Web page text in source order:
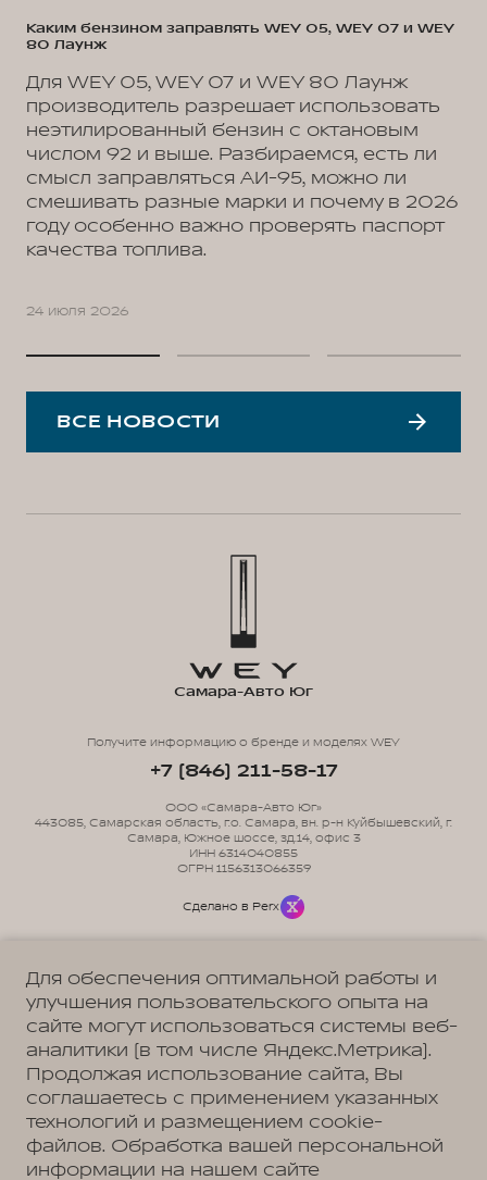
Каким бензином заправлять WEY 05, WEY 07 и WEY
80 Лаунж
Для WEY 05, WEY 07 и WEY 80 Лаунж
производитель разрешает использовать
неэтилированный бензин с октановым
числом 92 и выше. Разбираемся, есть ли
смысл заправляться АИ-95, можно ли
смешивать разные марки и почему в 2026
году особенно важно проверять паспорт
качества топлива.
24 июля 2026
ВСЕ НОВОСТИ
Политика обработки персональных данных
Согласие на коммуникацию
Согласие на предоставление персональных данных третьим лицам
Согласие на обработку ПД
Самара-Авто Юг
Получите информацию о бренде и моделях WEY
+7 (846) 211-58-17
ООО «Самара-Авто Юг»
443085, Самарская область, г.о. Самара, вн. р-н Куйбышевский, г.
Самара, Южное шоссе, зд.14, офис 3
ИНН 6314040855
ОГРН 1156313066359
Сделано в Perx
Адрес
Для обеспечения оптимальной работы и
улучшения пользовательского опыта на
сайте могут использоваться системы веб-
аналитики (в том числе Яндекс.Метрика).
Продолжая использование сайта, Вы
соглашаетесь с применением указанных
технологий и размещением cookie-
файлов. Обработка вашей персональной
информации на нашем сайте